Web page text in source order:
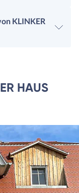
KLINKER
HAUS